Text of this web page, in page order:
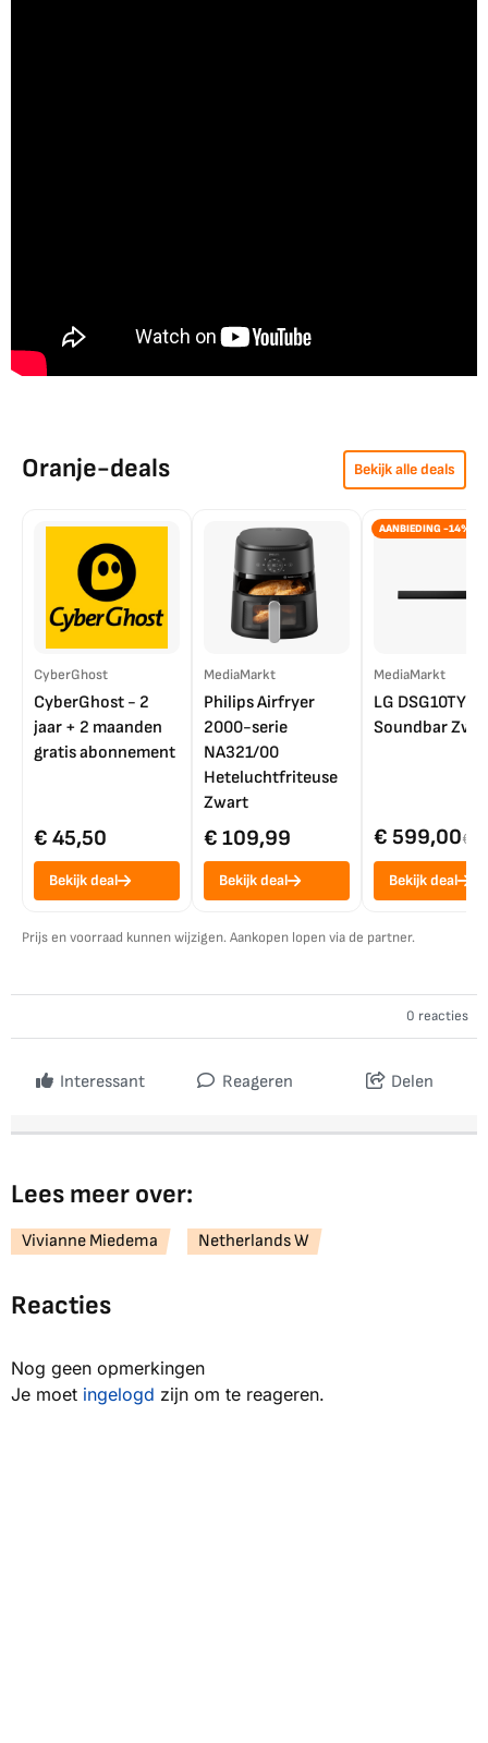
Oranje-deals Bekijk alle deals
CyberGhost
CyberGhost - 2
jaar + 2 maanden
gratis abonnement
€ 45,50
Bekijk deal
MediaMarkt
Philips Airfryer
2000-serie
NA321/00
Heteluchtfriteuse
Zwart
€ 109,99
Bekijk deal
AANBIEDING -14%
MediaMarkt
LG DSG10TY
Soundbar
€ 599,00€
Bekijk deal
Prijs en voorraad kunnen wijzigen. Aankopen lopen via de partner.
0 reacties
Interessant Reageren Delen
Lees meer over:
Vivianne Miedema Netherlands W
Reacties
Nog geen opmerkingen
Je moet ingelogd zijn om te reageren.